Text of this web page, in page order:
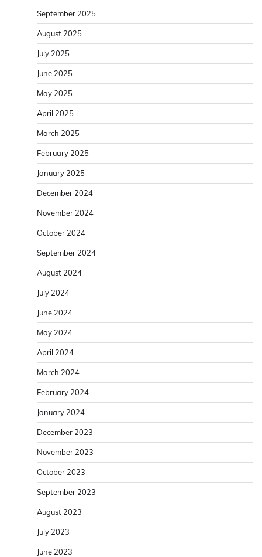
September 2025
August 2025
July 2025
June 2025
May 2025
April 2025
March 2025
February 2025
January 2025
December 2024
November 2024
October 2024
September 2024
August 2024
July 2024
June 2024
May 2024
April 2024
March 2024
February 2024
January 2024
December 2023
November 2023
October 2023
September 2023
August 2023
July 2023
June 2023